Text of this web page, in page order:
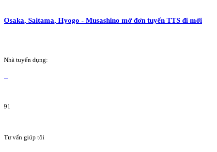
Osaka, Saitama, Hyogo - Musashino mở đơn tuyển TTS đi mới
Nhà tuyển dụng:
91
Tư vấn giúp tôi